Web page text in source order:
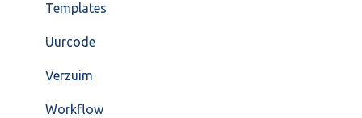
Templates
Uurcode
Verzuim
Workflow